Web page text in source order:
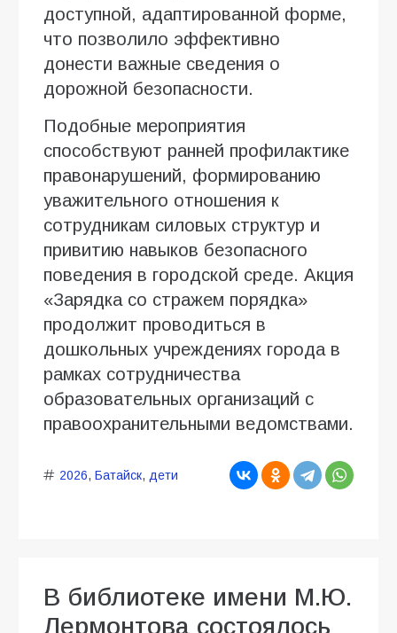
доступной, адаптированной форме,
что позволило эффективно
донести важные сведения о
дорожной безопасности.
Подобные мероприятия
способствуют ранней профилактике
правонарушений, формированию
уважительного отношения к
сотрудникам силовых структур и
привитию навыков безопасного
поведения в городской среде. Акция
«Зарядка со стражем порядка»
продолжит проводиться в
дошкольных учреждениях города в
рамках сотрудничества
образовательных организаций с
правоохранительными ведомствами.
2026, Батайск, дети
В библиотеке имени М.Ю.
Лермонтова состоялось